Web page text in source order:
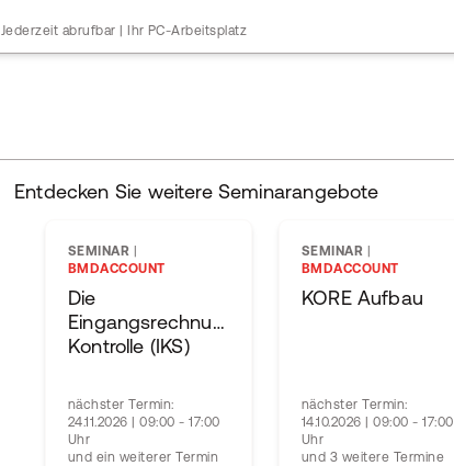
Jederzeit abrufbar | Ihr PC-Arbeitsplatz
Entdecken Sie weitere Seminarangebote
SEMINAR
BMDACCOUNT
Die
Eingangsrechnungs-
Kontrolle (IKS)
nächster Termin:
24.11.2026 | 09:00 - 17:00
Uhr
und ein weiterer Termin
SEMINAR
BMDACCOUNT
KORE Aufbau
nächster Termin:
14.10.2026 | 09:00 - 17:00
Uhr
und 3 weitere Termine